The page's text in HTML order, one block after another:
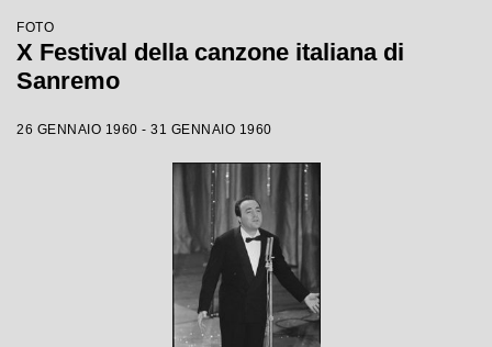
FOTO
X Festival della canzone italiana di
Sanremo
26 GENNAIO 1960 - 31 GENNAIO 1960